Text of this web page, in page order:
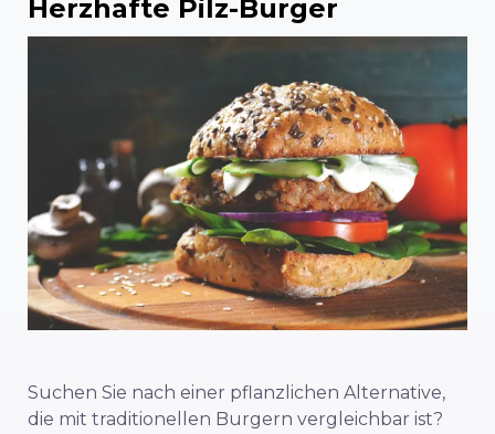
Herzhafte Pilz-Burger
Suchen Sie nach einer pflanzlichen Alternative,
die mit traditionellen Burgern vergleichbar ist?